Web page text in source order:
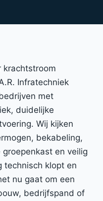
krachtstroom
Infratechniek
met
duidelijke
Wij kijken
bekabeling,
en veilig
technisch klopt en
nu gaat om een
bedrijfspand of